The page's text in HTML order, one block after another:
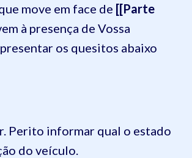
move em face de [[Parte
à presença de Vossa
os quesitos abaixo
Perito informar qual o estado
do veículo.